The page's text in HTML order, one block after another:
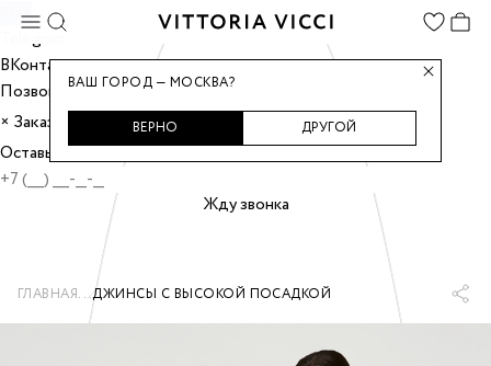
Max
Telegram
ВКонтакте
Позвонить
× Заказать звонок
Оставьте номер, и мы перезвоним вам.
Жду звонка
ГЛАВНАЯ...ДЖИНСЫ С ВЫСОКОЙ ПОСАДКОЙ
ВАШ ГОРОД — МОСКВА?
ВЕРНО ДРУГОЙ